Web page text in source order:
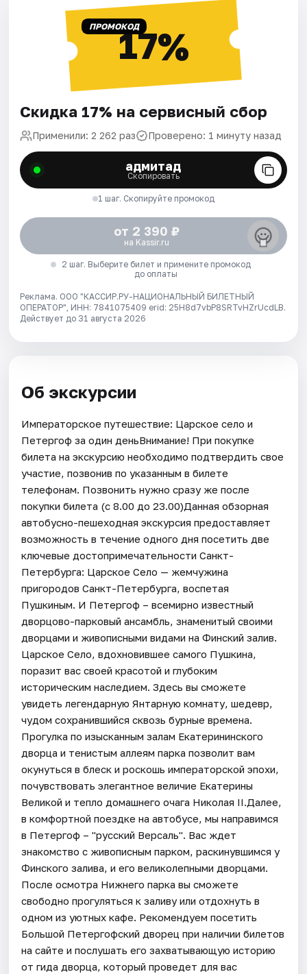
ПРОМОКОД17%
Скидка 17% на сервисный сбор
Применили: 2 262 раз Проверено: 1 минуту назад
адмитад
Скопировать
1 шаг. Скопируйте промокод
от 2 390 ₽
на Kassir.ru
2 шаг. Выберите билет и примените промокод
до оплаты
Реклама. ООО "КАССИР.РУ-НАЦИОНАЛЬНЫЙ БИЛЕТНЫЙ
ОПЕРАТОР", ИНН: 7841075409 erid: 25H8d7vbP8SRTvHZrUcdLB.
Действует до 31 августа 2026
Об экскурсии
Императорское путешествие: Царское село и
Петергоф за один деньВнимание! При покупке
билета на экскурсию необходимо подтвердить свое
участие, позвонив по указанным в билете
телефонам. Позвонить нужно сразу же после
покупки билета (с 8.00 до 23.00)Данная обзорная
автобусно-пешеходная экскурсия предоставляет
возможность в течение одного дня посетить две
ключевые достопримечательности Санкт-
Петербурга: Царское Село — жемчужина
пригородов Санкт-Петербурга, воспетая
Пушкиным. И Петергоф – всемирно известный
дворцово-парковый ансамбль, знаменитый своими
дворцами и живописными видами на Финский залив.
Царское Село, вдохновившее самого Пушкина,
поразит вас своей красотой и глубоким
историческим наследием. Здесь вы сможете
увидеть легендарную Янтарную комнату, шедевр,
чудом сохранившийся сквозь бурные времена.
Прогулка по изысканным залам Екатерининского
дворца и тенистым аллеям парка позволит вам
окунуться в блеск и роскошь императорской эпохи,
почувствовать элегантное величие Екатерины
Великой и тепло домашнего очага Николая II.Далее,
в комфортной поездке на автобусе, мы направимся
в Петергоф – "русский Версаль". Вас ждет
знакомство с живописным парком, раскинувшимся у
Финского залива, и его великолепными дворцами.
После осмотра Нижнего парка вы сможете
свободно прогуляться к заливу или отдохнуть в
одном из уютных кафе. Рекомендуем посетить
Большой Петергофский дворец при наличии билетов
на сайте и послушать его захватывающую историю
от гида дворца, который проведет для вас